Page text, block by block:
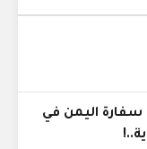
سفارة اليمن في